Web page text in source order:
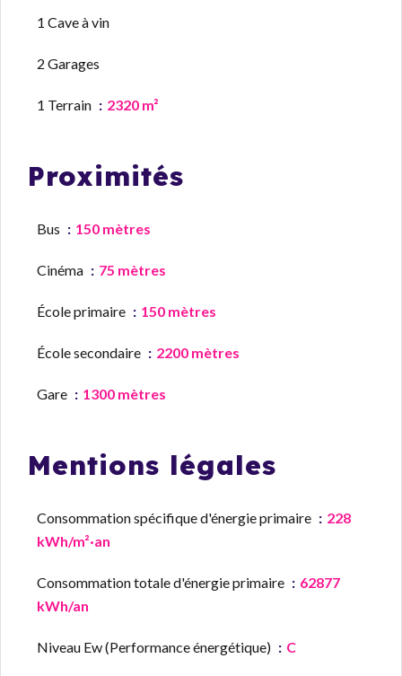
1 Cave à vin
2 Garages
1 Terrain 2320 m²
Proximités
Bus 150 mètres
Cinéma 75 mètres
École primaire 150 mètres
École secondaire 2200 mètres
Gare 1300 mètres
Mentions légales
Consommation spécifique d'énergie primaire
228
kWh/m²·an
Consommation totale d'énergie primaire
62877
kWh/an
Niveau Ew (Performance énergétique) C